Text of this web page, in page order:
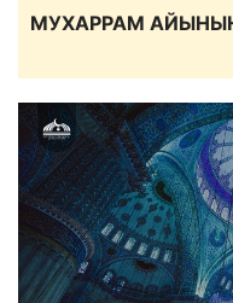
МУХАРРАМ